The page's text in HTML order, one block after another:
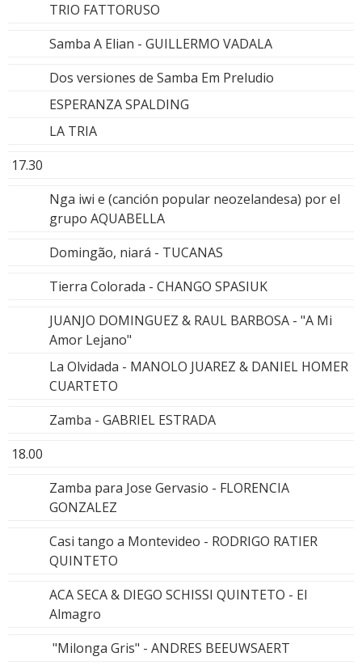
TRIO FATTORUSO
Samba A Elian - GUILLERMO VADALA
Dos versiones de Samba Em Preludio
ESPERANZA SPALDING
LA TRIA
17.30
Nga iwi e (canción popular neozelandesa) por el
grupo AQUABELLA
Domingão, niará - TUCANAS
Tierra Colorada - CHANGO SPASIUK
JUANJO DOMINGUEZ & RAUL BARBOSA - "A Mi
Amor Lejano"
La Olvidada - MANOLO JUAREZ & DANIEL HOMER
CUARTETO
Zamba - GABRIEL ESTRADA
18.00
Zamba para Jose Gervasio - FLORENCIA
GONZALEZ
Casi tango a Montevideo - RODRIGO RATIER
QUINTETO
ACA SECA & DIEGO SCHISSI QUINTETO - El
Almagro
"Milonga Gris" - ANDRES BEEUWSAERT